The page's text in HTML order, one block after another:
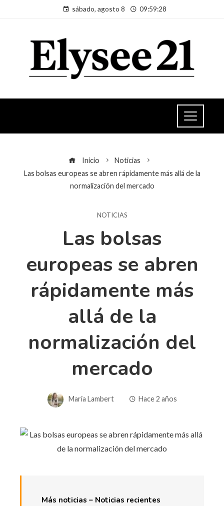
sábado, agosto 8 09:59:28
Inicio
Noticias
Las bolsas europeas se abren rápidamente más allá de la
normalización del mercado
NOTICIAS
Las bolsas
europeas se abren
rápidamente más
allá de la
normalización del
mercado
Maria Lambert Hace 2 años
Más noticias – Noticias recientes